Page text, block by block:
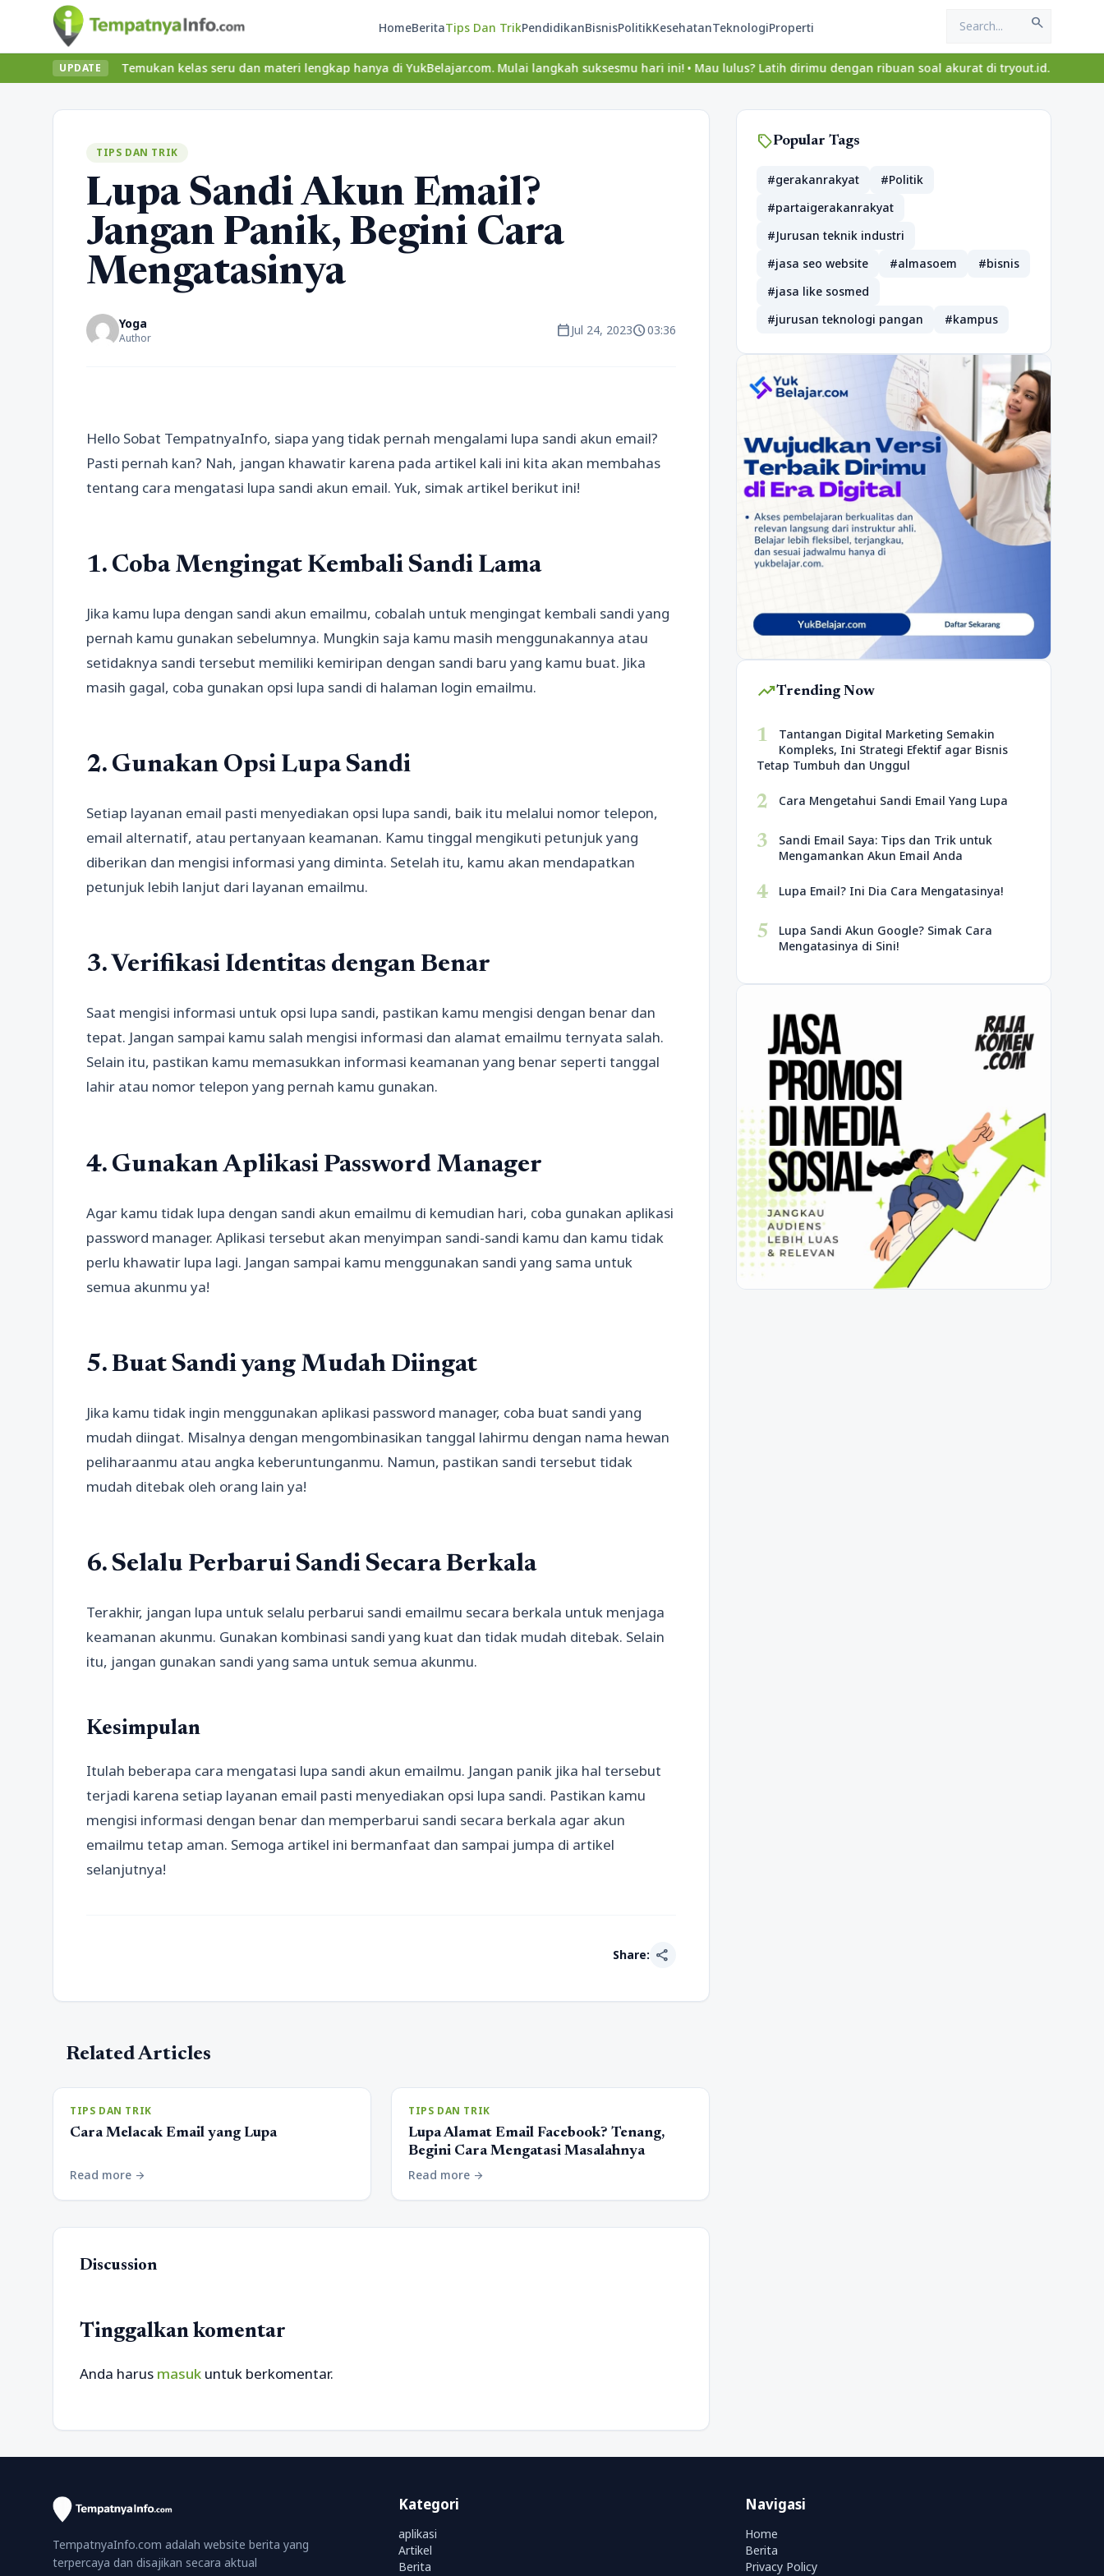
HomeBeritaTips Dan TrikPendidikanBisnisPolitikKesehatanTeknologiProperti search
UPDATE
ribet? Temukan kelas seru dan materi lengkap hanya di YukBelajar.com. Mulai langkah suksesmu hari ini! • Mau lulus? Latih dirimu dengan ribuan soal akurat di tryout.id.
TIPS DAN TRIK
Lupa Sandi Akun Email?
Jangan Panik, Begini Cara
Mengatasinya
Yoga
Author calendar_todayJul 24, 2023schedule03:36
Hello Sobat TempatnyaInfo, siapa yang tidak pernah mengalami lupa sandi akun email?
Pasti pernah kan? Nah, jangan khawatir karena pada artikel kali ini kita akan membahas
tentang cara mengatasi lupa sandi akun email. Yuk, simak artikel berikut ini!
1. Coba Mengingat Kembali Sandi Lama
Jika kamu lupa dengan sandi akun emailmu, cobalah untuk mengingat kembali sandi yang
pernah kamu gunakan sebelumnya. Mungkin saja kamu masih menggunakannya atau
setidaknya sandi tersebut memiliki kemiripan dengan sandi baru yang kamu buat. Jika
masih gagal, coba gunakan opsi lupa sandi di halaman login emailmu.
2. Gunakan Opsi Lupa Sandi
Setiap layanan email pasti menyediakan opsi lupa sandi, baik itu melalui nomor telepon,
email alternatif, atau pertanyaan keamanan. Kamu tinggal mengikuti petunjuk yang
diberikan dan mengisi informasi yang diminta. Setelah itu, kamu akan mendapatkan
petunjuk lebih lanjut dari layanan emailmu.
3. Verifikasi Identitas dengan Benar
Saat mengisi informasi untuk opsi lupa sandi, pastikan kamu mengisi dengan benar dan
tepat. Jangan sampai kamu salah mengisi informasi dan alamat emailmu ternyata salah.
Selain itu, pastikan kamu memasukkan informasi keamanan yang benar seperti tanggal
lahir atau nomor telepon yang pernah kamu gunakan.
4. Gunakan Aplikasi Password Manager
Agar kamu tidak lupa dengan sandi akun emailmu di kemudian hari, coba gunakan aplikasi
password manager. Aplikasi tersebut akan menyimpan sandi-sandi kamu dan kamu tidak
perlu khawatir lupa lagi. Jangan sampai kamu menggunakan sandi yang sama untuk
semua akunmu ya!
5. Buat Sandi yang Mudah Diingat
Jika kamu tidak ingin menggunakan aplikasi password manager, coba buat sandi yang
mudah diingat. Misalnya dengan mengombinasikan tanggal lahirmu dengan nama hewan
peliharaanmu atau angka keberuntunganmu. Namun, pastikan sandi tersebut tidak
mudah ditebak oleh orang lain ya!
6. Selalu Perbarui Sandi Secara Berkala
Terakhir, jangan lupa untuk selalu perbarui sandi emailmu secara berkala untuk menjaga
keamanan akunmu. Gunakan kombinasi sandi yang kuat dan tidak mudah ditebak. Selain
itu, jangan gunakan sandi yang sama untuk semua akunmu.
Kesimpulan
Itulah beberapa cara mengatasi lupa sandi akun emailmu. Jangan panik jika hal tersebut
terjadi karena setiap layanan email pasti menyediakan opsi lupa sandi. Pastikan kamu
mengisi informasi dengan benar dan memperbarui sandi secara berkala agar akun
emailmu tetap aman. Semoga artikel ini bermanfaat dan sampai jumpa di artikel
selanjutnya!
Share: share
Related Articles
TIPS DAN TRIK
Cara Melacak Email yang Lupa
Read more arrow_forward
TIPS DAN TRIK
Lupa Alamat Email Facebook? Tenang,
Begini Cara Mengatasi Masalahnya
Read more arrow_forward
Discussion
Tinggalkan komentar
Anda harus masuk untuk berkomentar.
sellPopular Tags
#gerakanrakyat
#Politik
#partaigerakanrakyat
#Jurusan teknik industri
#jasa seo website
#almasoem
#bisnis
#jasa like sosmed
#jurusan teknologi pangan
#kampus
trending_upTrending Now
1
Tantangan Digital Marketing Semakin
Kompleks, Ini Strategi Efektif agar Bisnis
Tetap Tumbuh dan Unggul
2 Cara Mengetahui Sandi Email Yang Lupa
3
Sandi Email Saya: Tips dan Trik untuk
Mengamankan Akun Email Anda
4 Lupa Email? Ini Dia Cara Mengatasinya!
5
Lupa Sandi Akun Google? Simak Cara
Mengatasinya di Sini!
TempatnyaInfo.com adalah website berita yang
terpercaya dan disajikan secara aktual
Kategori
aplikasi
Artikel
Berita
Navigasi
Home
Berita
Privacy Policy